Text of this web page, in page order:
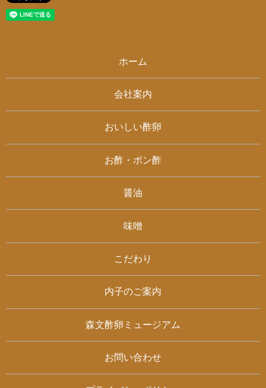
ホーム
会社案内
おいしい酢卵
お酢・ポン酢
醤油
味噌
こだわり
内子のご案内
森文酢卵ミュージアム
お問い合わせ